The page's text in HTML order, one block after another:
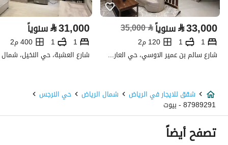
تفاصيل العقار
نوع الإعلان
للإيجار
استخدام العقار
-
السعر
27000
المساحة
⃁33,000 سنوياً⃁
35,000
1
1
120 م2
شارع سالم بن عمير الاوسي، حي العارض، شمال الرياض، الرياض
⃁31,000 سنوياً
1
1 400 م2
شقق للايجار في الرياض شمال الرياض حي النرجس
87989291 - بيوت
تصفح أيضاً